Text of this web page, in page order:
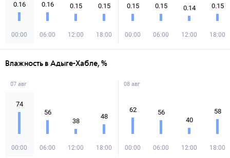
0.16
00:00
0.16
06:00
0.15
12:00
0.15
18:00
0.15
00:00
0.15
06:00
0.14
12:00
0.15
18:00
Влажность в Адыге-Хабле, %
07 авг
74
00:00
56
06:00
38
12:00
48
18:00
08 авг
62
00:00
56
06:00
40
12:00
58
18:00